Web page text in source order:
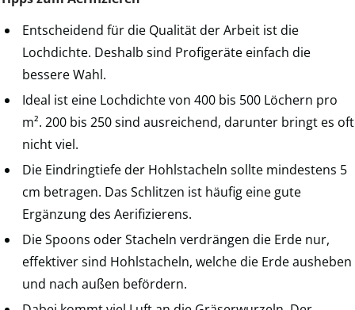
Entscheidend für die Qualität der Arbeit ist die
Lochdichte. Deshalb sind Profigeräte einfach die
bessere Wahl.
Ideal ist eine Lochdichte von 400 bis 500 Löchern pro
m². 200 bis 250 sind ausreichend, darunter bringt es oft
nicht viel.
Die Eindringtiefe der Hohlstacheln sollte mindestens 5
cm betragen. Das Schlitzen ist häufig eine gute
Ergänzung des Aerifizierens.
Die Spoons oder Stacheln verdrängen die Erde nur,
effektiver sind Hohlstacheln, welche die Erde ausheben
und nach außen befördern.